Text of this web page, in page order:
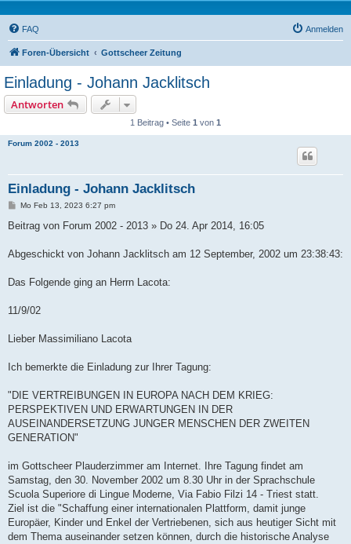
FAQ Anmelden
Foren-Übersicht Gottscheer Zeitung
Einladung - Johann Jacklitsch
Antworten
1 Beitrag • Seite 1 von 1
Forum 2002 - 2013
Einladung - Johann Jacklitsch
B
i
a
g
Mo Feb 13, 2023 6:27 pm
Beitrag von Forum 2002 - 2013 » Do 24. Apr 2014, 16:05
Abgeschickt von Johann Jacklitsch am 12 September, 2002 um 23:38:43:
Das Folgende ging an Herrn Lacota:
11/9/02
Lieber Massimiliano Lacota
Ich bemerkte die Einladung zur Ihrer Tagung:
"DIE VERTREIBUNGEN IN EUROPA NACH DEM KRIEG:
PERSPEKTIVEN UND ERWARTUNGEN IN DER
AUSEINANDERSETZUNG JUNGER MENSCHEN DER ZWEITEN
GENERATION"
im Gottscheer Plauderzimmer am Internet. Ihre Tagung findet am
Samstag, den 30. November 2002 um 8.30 Uhr in der Sprachschule
Scuola Superiore di Lingue Moderne, Via Fabio Filzi 14 - Triest statt.
Ziel ist die "Schaffung einer internationalen Plattform, damit junge
Europäer, Kinder und Enkel der Vertriebenen, sich aus heutiger Sicht mit
dem Thema auseinander setzen können, durch die historische Analyse